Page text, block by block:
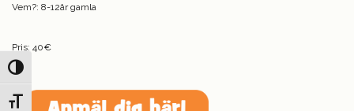
Slå på/av hög kontrast
Slå på/av textstorlek
Vem?: 8-12år gamla
Pris: 40€